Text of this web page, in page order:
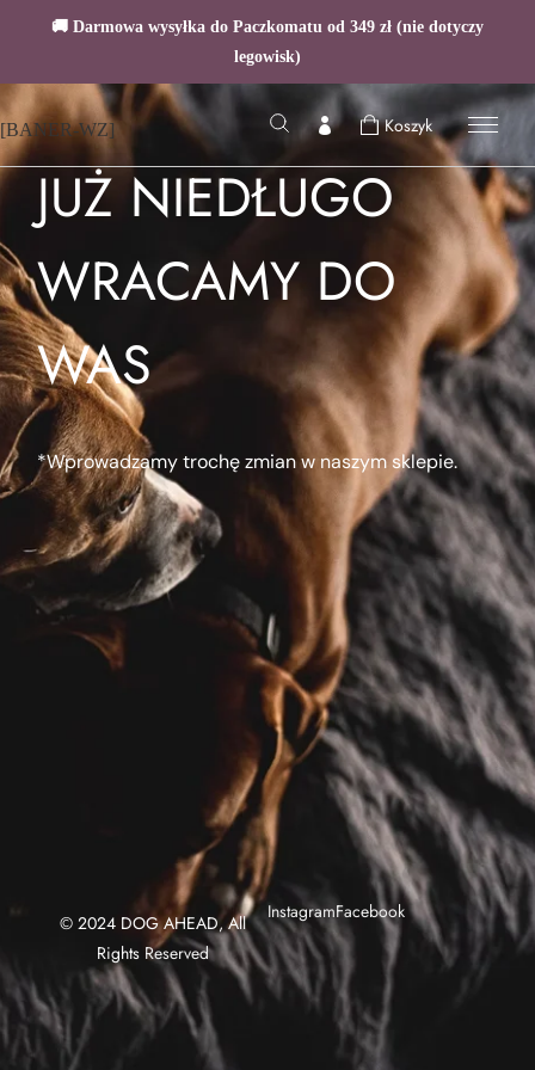
🚚 Darmowa wysyłka do Paczkomatu od 349 zł (nie dotyczy
legowisk)
Koszyk
[BANER-WZ]
JUŻ NIEDŁUGO
WRACAMY DO
WAS
*Wprowadzamy trochę zmian w naszym sklepie.
© 2024 DOG AHEAD, All
Rights Reserved
InstagramFacebook